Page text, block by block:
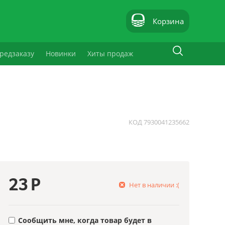
Корзина
Новинки Хиты продаж
КОД7930041235662
23Р Нет в наличии :(
Сообщить мне, когда товар будет в